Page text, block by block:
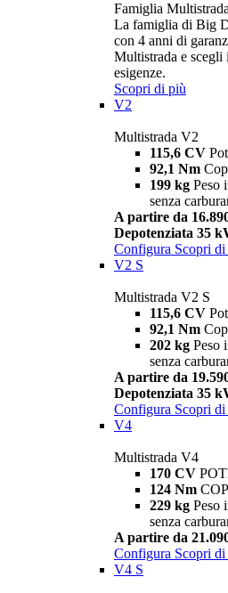
Famiglia
La famiglia di Big
con 4 anni di
Multistrada e
esigenze.
Scopri di più
V2
Multistrada V2
115,6 CV
92,1 Nm
199 kg Peso
senza
A partire da
Depotenziata 35
Configura Scopri di
V2 S
Multistrada V2 S
115,6 CV
92,1 Nm
202 kg Peso
senza
A partire da
Depotenziata 35
Configura Scopri di
V4
Multistrada V4
170 CV
124 Nm
229 kg Peso
senza
A partire da
Configura Scopri di
V4 S